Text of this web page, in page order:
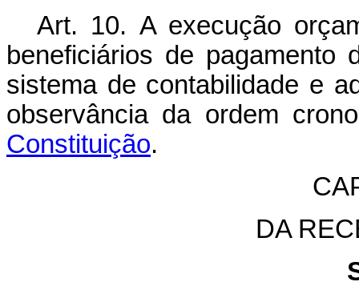
Art. 10. A execução
beneficiários de pagamento
sistema de contabilidade e
observância da ordem
Constituição.
DA